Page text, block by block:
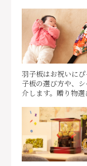
羽子板はお祝いに
子板の選び方や、
介します。贈り物